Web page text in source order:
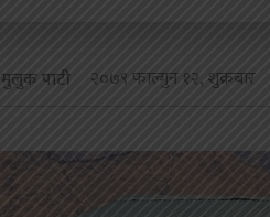
मुलुक पाटी २०७९ फाल्गुन १२, शुक्रबार